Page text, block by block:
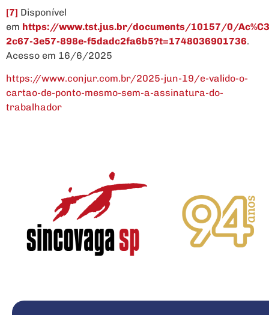
[7] Disponível
em https://www.tst.jus.br/documents/10157/0/
2c67-3e57-898e-f5dadc2fa6b5?t=1748036901736.
Acesso em 16/6/2025
https://www.conjur.com.br/2025-jun-19/e-valido-o-
cartao-de-ponto-mesmo-sem-a-assinatura-do-
trabalhador